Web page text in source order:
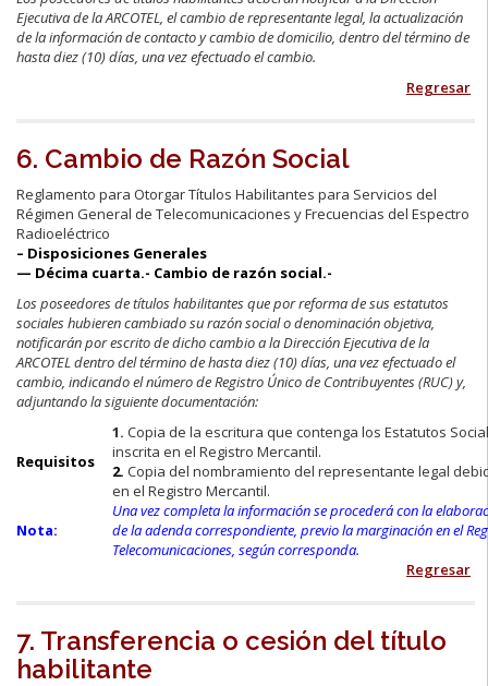
Ejecutiva de la ARCOTEL, el cambio de representante legal, la actualización
de la información de contacto y cambio de domicilio, dentro del término de
hasta diez (10) días, una vez efectuado el cambio.
Regresar
6. Cambio de Razón Social
Reglamento para Otorgar Títulos Habilitantes para Servicios del
Régimen General de Telecomunicaciones y Frecuencias del Espectro
Radioeléctrico
– Disposiciones Generales
— Décima cuarta.- Cambio de razón social.-
Los poseedores de títulos habilitantes que por reforma de sus estatutos
sociales hubieren cambiado su razón social o denominación objetiva,
notificarán por escrito de dicho cambio a la Dirección Ejecutiva de la
ARCOTEL dentro del término de hasta diez (10) días, una vez efectuado el
cambio, indicando el número de Registro Único de Contribuyentes (RUC) y,
adjuntando la siguiente documentación:
Requisitos
1. Copia de la escritura que contenga los Estatutos
inscrita en el Registro Mercantil.
2. Copia del nombramiento del representante legal
en el Registro Mercantil.
Nota:
Una vez completa la información se procederá con la
de la adenda correspondiente, previo la marginación en el
Telecomunicaciones, según corresponda.
Regresar
7. Transferencia o cesión del título
habilitante